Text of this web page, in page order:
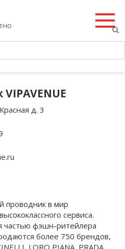
д. 3
проводник в мир
сервиса.
частью фэшн-ритейлера
более 750 брендов,
LORO PIANA, PRADA,